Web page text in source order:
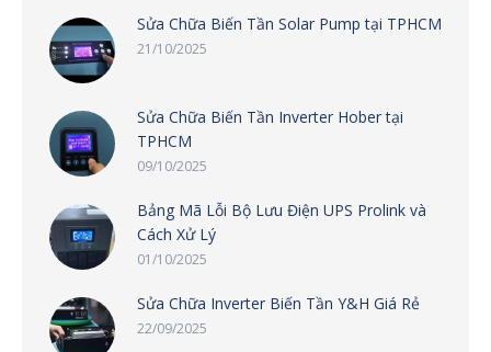
Sửa Chữa Biến Tần Solar Pump tại TPHCM
21/10/2025
Sửa Chữa Biến Tần Inverter Hober tại
TPHCM
09/10/2025
Bảng Mã Lỗi Bộ Lưu Điện UPS Prolink và
Cách Xử Lý
01/10/2025
Sửa Chữa Inverter Biến Tần Y&H Giá Rẻ
22/09/2025